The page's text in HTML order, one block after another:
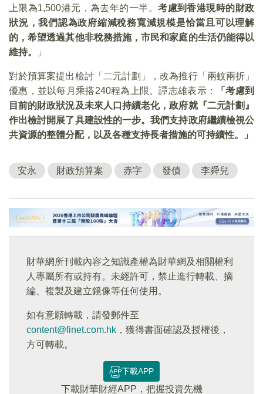
上限為1,500港元，為去年的一半。考慮到香港現時的財政
狀況，我們認為政府縮減稅務寬減規模是恰當且可以理解
的，希望透過其他非稅務措施，市民和家庭的生活仍能得以
維持。
」
對於預算案提出檢討「二元計劃」，改為推行「兩蚊兩折」
優惠，並以每月乘搭240程為上限。譚志雄表示：
「考慮到
目前的財政狀況及未來人口持續老化，政府就『二元計劃』
作出檢討開展了具建設性的一步。我們支持政府繼續檢視公
共資源的整體分配，以及各種支持長者措施的可持續性。」
安永 財政預算案 赤字 發債 李舜兒
財華網所刊載內容之知識產權為財華網及相關權利
人專屬所有或持有。未經許可，禁止進行轉載、摘
編、複製及建立鏡像等任何使用。
如有意願轉載，請發郵件至
content@finet.com.hk ，獲得書面確認及授權後，
方可轉載。
下載APP
下載財華財經APP，把握投資先機